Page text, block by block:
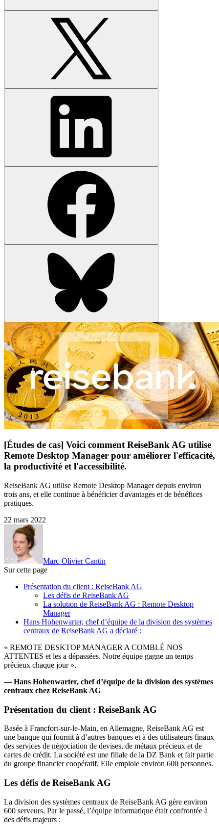
[Études de cas] Voici comment ReiseBank AG utilise
Remote Desktop Manager pour améliorer l'efficacité,
la productivité et l'accessibilité.
ReiseBank AG utilise Remote Desktop Manager depuis environ
trois ans, et elle continue à bénéficier d'avantages et de bénéfices
pratiques.
22 mars 2022
Marc-Olivier Cantin
Sur cette page
Présentation du client : ReiseBank AG
Les défis de ReiseBank AG
La solution de ReiseBank AG : Remote Desktop
Manager
Hans Hohenwarter, chef d’équipe de la division des systèmes
centraux de ReiseBank AG a déclaré :
« REMOTE DESKTOP MANAGER A COMBLÉ NOS
ATTENTES et les a dépassées. Notre équipe gagne un temps
précieux chaque jour ».
— Hans Hohenwarter, chef d’équipe de la division des systèmes
centraux chez ReiseBank AG
Présentation du client : ReiseBank AG
Basée à Francfort-sur-le-Main, en Allemagne, ReiseBank AG est
une banque qui fournit à d’autres banques et à des utilisateurs finaux
des services de négociation de devises, de métaux précieux et de
cartes de crédit. La société est une filiale de la DZ Bank et fait partie
du groupe financier coopératif. Elle emploie environ 600 personnes.
Les défis de ReiseBank AG
La division des systèmes centraux de ReiseBank AG gère environ
600 serveurs. Par le passé, l’équipe informatique était confrontée à
des défis majeurs :